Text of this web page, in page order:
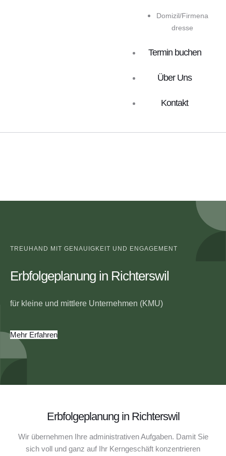
Domizil/Firmena
dresse
Termin buchen
Über Uns
Kontakt
TREUHAND MIT GENAUIGKEIT UND ENGAGEMENT
Erbfolgeplanung in Richterswil
für kleine und mittlere Unternehmen (KMU)
Mehr Erfahren
Erbfolgeplanung in Richterswil
Wir übernehmen Ihre administrativen Aufgaben. Damit Sie
sich voll und ganz auf Ihr Kerngeschäft konzentrieren